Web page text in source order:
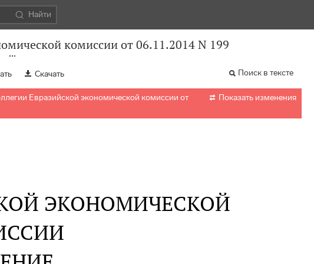
Найти
комиссии от 06.11.2014 N 199
Скачать Поиск в тексте
Евразийской экономической комиссии от
 Показать изменения
ЭКОНОМИЧЕСКОЙ